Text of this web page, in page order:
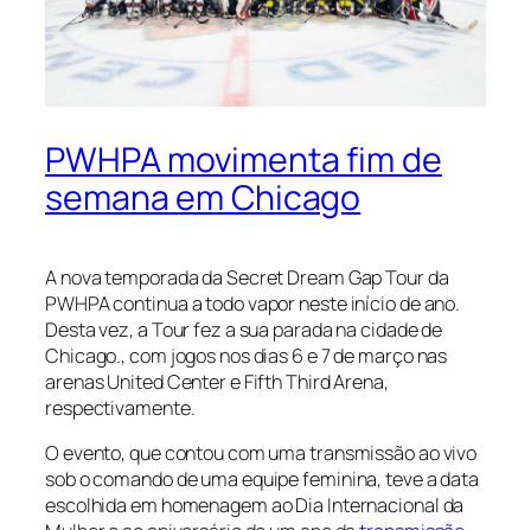
PWHPA movimenta fim de
semana em Chicago
A nova temporada da Secret Dream Gap Tour da
PWHPA continua a todo vapor neste início de ano.
Desta vez, a Tour fez a sua parada na cidade de
Chicago., com jogos nos dias 6 e 7 de março nas
arenas United Center e Fifth Third Arena,
respectivamente.
O evento, que contou com uma transmissão ao vivo
sob o comando de uma equipe feminina, teve a data
escolhida em homenagem ao Dia Internacional da